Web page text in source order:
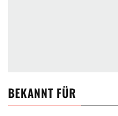
BEKANNT FÜR